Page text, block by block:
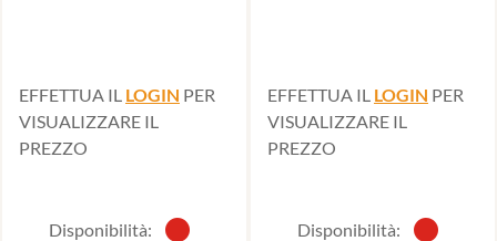
EFFETTUA IL LOGIN PER
VISUALIZZARE IL
PREZZO
Disponibilità:
EFFETTUA IL LOGIN PER
VISUALIZZARE IL
PREZZO
Disponibilità: